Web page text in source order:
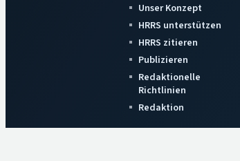
Unser Konzept
HRRS unterstützen
HRRS zitieren
Publizieren
Redaktionelle
Richtlinien
Redaktion